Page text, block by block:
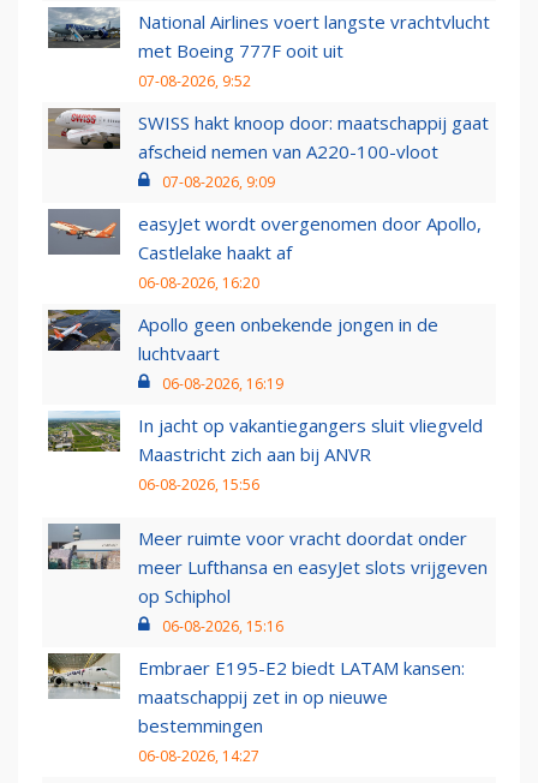
National Airlines voert langste vrachtvlucht
met Boeing 777F ooit uit
07-08-2026, 9:52
SWISS hakt knoop door: maatschappij gaat
afscheid nemen van A220-100-vloot
07-08-2026, 9:09
easyJet wordt overgenomen door Apollo,
Castlelake haakt af
06-08-2026, 16:20
Apollo geen onbekende jongen in de
luchtvaart
06-08-2026, 16:19
In jacht op vakantiegangers sluit vliegveld
Maastricht zich aan bij ANVR
06-08-2026, 15:56
Meer ruimte voor vracht doordat onder
meer Lufthansa en easyJet slots vrijgeven
op Schiphol
06-08-2026, 15:16
Embraer E195-E2 biedt LATAM kansen:
maatschappij zet in op nieuwe
bestemmingen
06-08-2026, 14:27